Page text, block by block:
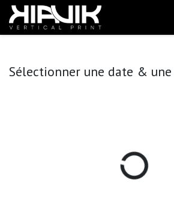
Se rendre au contenu
Sélectionner une date & une